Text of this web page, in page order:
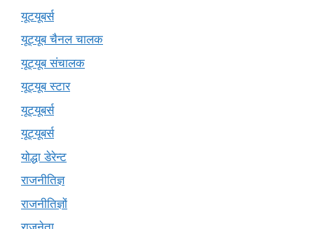
यूटयूबर्स
यूट्यूब चैनल चालक
यूट्यूब संचालक
यूट्यूब स्टार
यूट्‍यूबर्स
यूट्यूबर्स
योद्धा डेरेन्ट
राजनीतिज्ञ
राजनीतिज्ञों